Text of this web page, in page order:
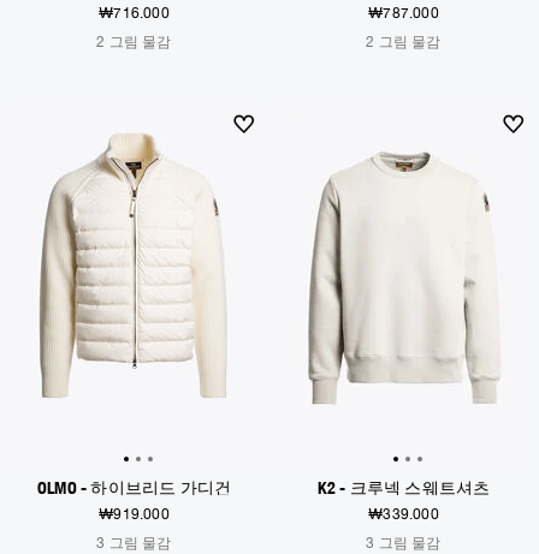
₩716.000
2 그림 물감
₩787.000
2 그림 물감
NEW ARRIVALS
OLMO - 하이브리드 가디건
₩919.000
3 그림 물감
K2 - 크루넥 스웨트셔츠
₩339.000
3 그림 물감